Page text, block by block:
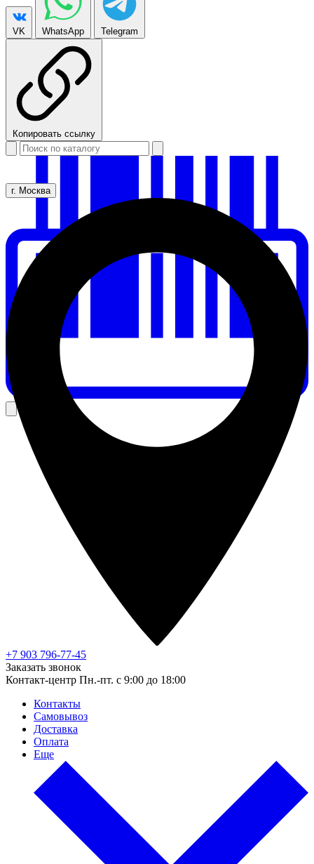
VK WhatsApp Telegram
Копировать ссылку
+7 903 796-77-45
Заказать звонок
Контакт-центр Пн.-пт. с 9:00 до 18:00
Контакты
Самовывоз
Доставка
Оплата
Еще